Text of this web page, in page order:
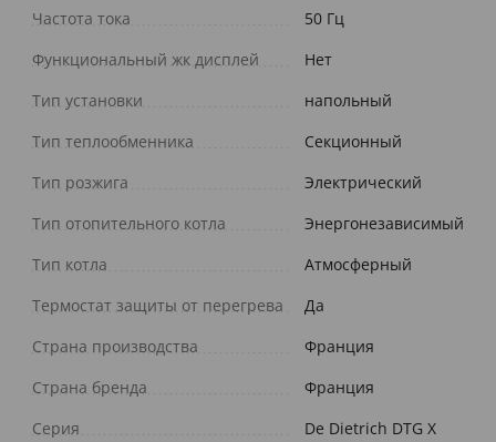
Частота тока
50 Гц
Функциональный жк дисплей
Нет
Тип установки
напольный
Тип теплообменника
Секционный
Тип розжига
Электрический
Тип отопительного котла
Энергонезависимый
Тип котла
Атмосферный
Термостат защиты от перегрева
Да
Страна производства
Франция
Страна бренда
Франция
Серия
De Dietrich DTG X